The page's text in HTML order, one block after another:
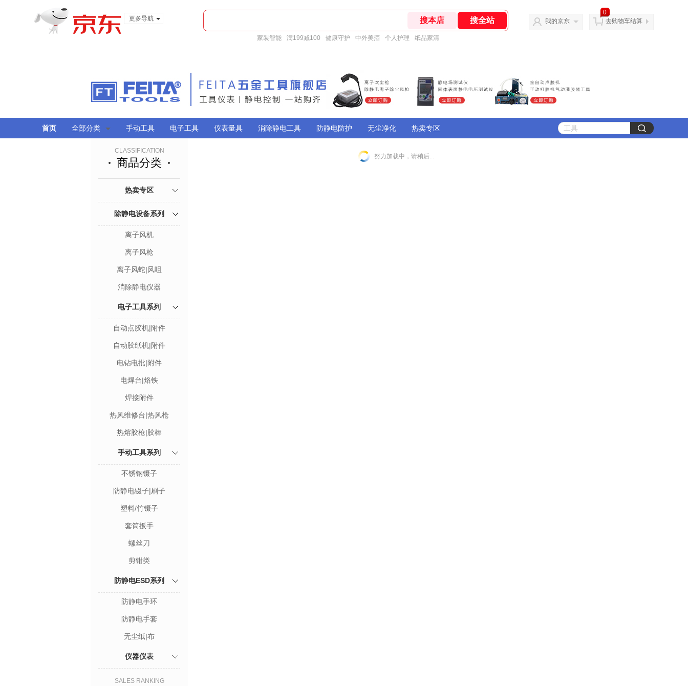
更多导航
家装智能 满199减100 健康守护 中外美酒 个人护理 纸品家清
我的京东
0
去购物车结算
首页 全部分类 手动工具 电子工具 仪表量具 消除静电工具 防静电防护 无尘净化 热卖专区
CLASSIFICATION
商品分类
热卖专区
除静电设备系列
离子风机
离子风枪
离子风蛇|风咀
消除静电仪器
电子工具系列
自动点胶机|附件
自动胶纸机|附件
电钻电批|附件
电焊台|烙铁
焊接附件
热风维修台|热风枪
热熔胶枪|胶棒
手动工具系列
不锈钢镊子
防静电镊子|刷子
塑料/竹镊子
套筒扳手
螺丝刀
剪钳类
防静电ESD系列
防静电手环
防静电手套
无尘纸|布
仪器仪表
SALES RANKING
努力加载中，请稍后...